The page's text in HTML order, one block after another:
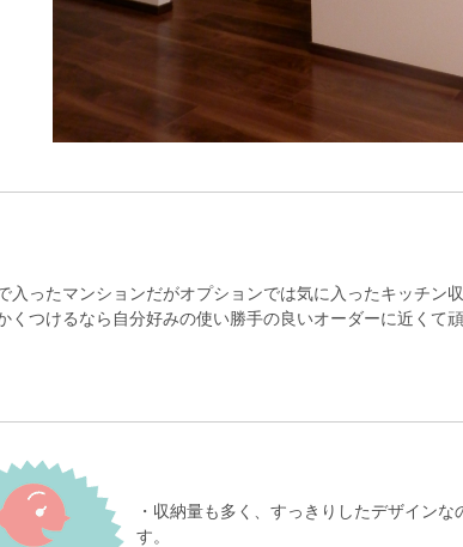
入ったマンションだがオプションでは気に入ったキッチン
くつけるなら自分好みの使い勝手の良いオーダーに近くて
・収納量も多く、すっきりしたデザイン
す。